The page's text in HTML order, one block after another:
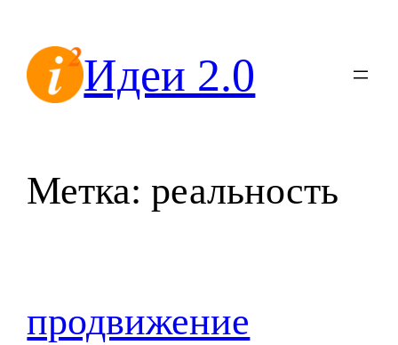
содержимомуИдеи 2.0
Метка: реальность
продвижение